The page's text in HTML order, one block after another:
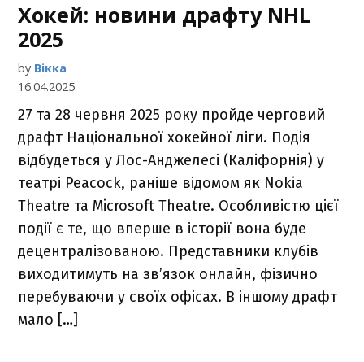
Хокей: новини драфту NHL
2025
by Вікка
16.04.2025
27 та 28 червня 2025 року пройде черговий
драфт Національної хокейної ліги. Подія
відбудеться у Лос-Анджелесі (Каліфорнія) у
театрі Peacock, раніше відомом як Nokia
Theatre та Microsoft Theatre. Особливістю цієї
події є те, що вперше в історії вона буде
децентралізованою. Представники клубів
виходитимуть на зв’язок онлайн, фізично
перебуваючи у своїх офісах. В іншому драфт
мало […]